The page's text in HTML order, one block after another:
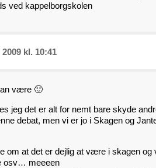
ved kappelborgskolen
kl. 10:41
være 🙂
jeg det er alt for nemt bare skyde
debat, men vi er jo i Skagen og
om at det er dejlig at være i skagen og
osv… meeeen